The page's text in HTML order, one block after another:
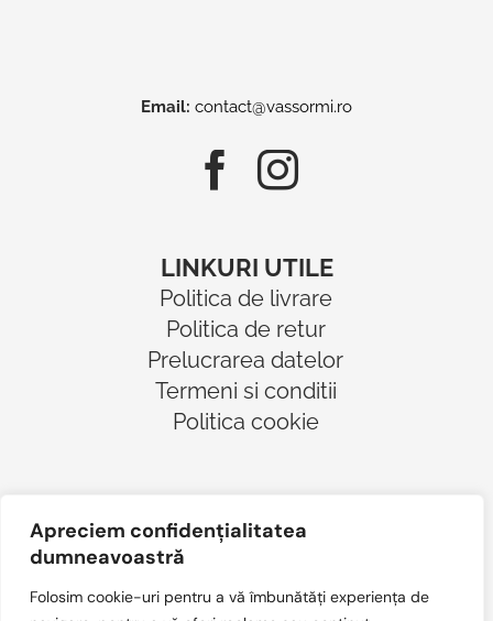
Apreciem confidențialitatea
dumneavoastră
Folosim cookie-uri pentru a vă îmbunătăți experiența de
Email: contact@vassormi.ro
LINKURI UTILE
Politica de livrare
Politica de retur
Prelucrarea datelor
Termeni si conditii
Politica cookie